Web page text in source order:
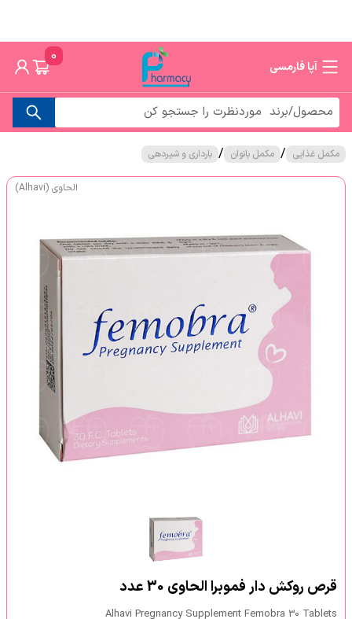
آپا فارمسی
0
مکمل غذایی / مکمل بانوان / بارداری و شیردهی
الحاوی (Alhavi)
قرص روکش دار فموبرا الحاوی 30 عدد
Alhavi Pregnancy Supplement Femobra 30 Tablets